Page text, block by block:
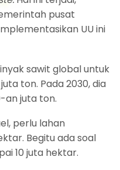
pusat
UU ini
sawit global untuk
ton. Pada 2030, dia
an juta ton.
perlu lahan
Begitu ada soal
10 juta hektar.